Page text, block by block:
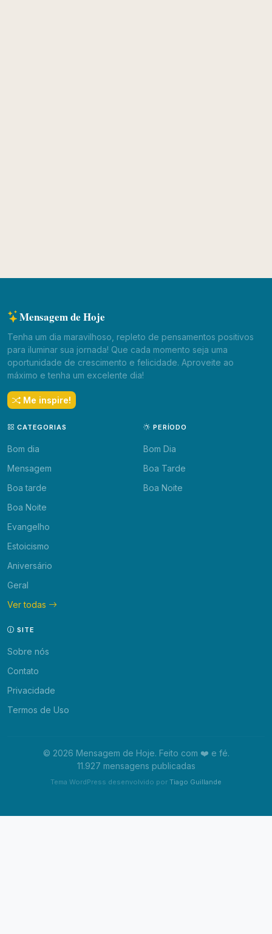
Mensagem de Hoje
Tenha um dia maravilhoso, repleto de pensamentos positivos
para iluminar sua jornada! Que cada momento seja uma
oportunidade de crescimento e felicidade. Aproveite ao
máximo e tenha um excelente dia!
Me inspire!
CATEGORIAS
Bom dia
Mensagem
Boa tarde
Boa Noite
Evangelho
Estoicismo
Aniversário
Geral
Ver todas
PERÍODO
Bom Dia
Boa Tarde
Boa Noite
SITE
Sobre nós
Contato
Privacidade
Termos de Uso
© 2026 Mensagem de Hoje. Feito com ❤️ e fé.
11.927 mensagens publicadas
Tema WordPress desenvolvido por Tiago Guillande